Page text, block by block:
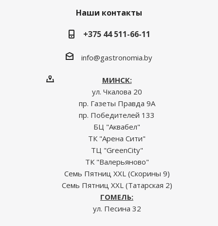
Наши контакты
+375 44 511-66-11
info@gastronomia.by
МИНСК:
ул. Чкалова 20
пр. Газеты Правда 9А
пр. Победителей 133
БЦ "Аквабел"
ТК "Арена Сити"
ТЦ "GreenCity"
ТК "Валерьяново"
Семь Пятниц XXL (Скорины 9)
Семь Пятниц XXL (Татарская 2)
ГОМЕЛЬ:
ул. Песина 32